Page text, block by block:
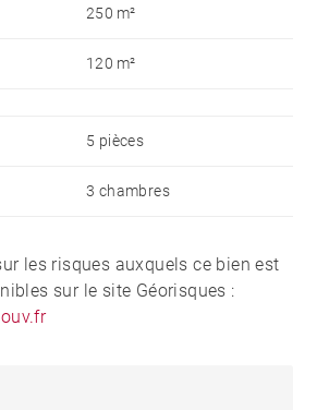
250 m²
120 m²
5 pièces
3 chambres
les risques auxquels ce bien est
sur le site Géorisques :